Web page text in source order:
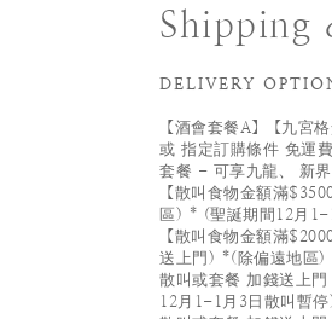
Shipping
DELIVERY
【酒會套餐A】【九宮
或 指定訂購條件 免運
套餐 - 可享九龍、 新
【散叫食物金額滿
區) * (聖誕期間12月1-
【散叫食物金額滿
送上門) *(除偏遠地區)
散叫或套餐 加錢送上
12月1-1月3日散叫暫停